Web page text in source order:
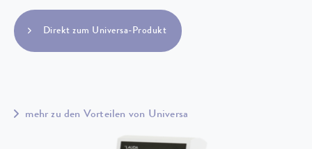
Direkt zum Universa-Produkt
mehr zu den Vorteilen von Universa